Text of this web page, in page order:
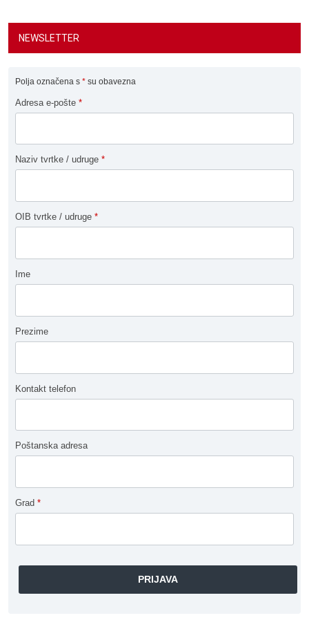
NEWSLETTER
Polja označena s * su obavezna
Adresa e-pošte *
Naziv tvrtke / udruge *
OIB tvrtke / udruge *
Ime
Prezime
Kontakt telefon
Poštanska adresa
Grad *